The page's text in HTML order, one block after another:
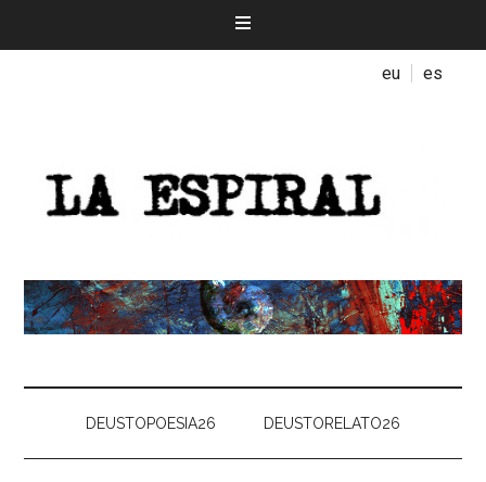
eu es
DEUSTOPOESIA26 DEUSTORELATO26